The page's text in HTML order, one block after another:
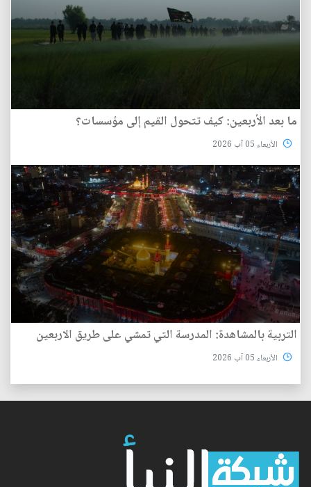
ما بعد الأربعين: كيف تتحول القيم إلى مؤسسات؟
الأربعاء 05 آب 2026
التربية بالمشاهدة: المدرسة التي تمشي على طريق الاربعين
الأربعاء 05 آب 2026